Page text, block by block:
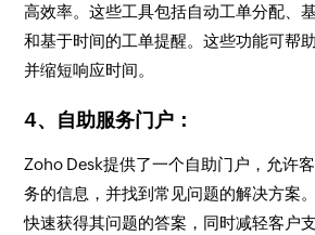
高效率。这些工具包括自动工单分配、
和基于时间的工单提醒。这些功能可帮
并缩短响应时间。
4、自助服务门户：
Zoho Desk提供了一个自助门户，允许
务的信息，并找到常见问题的解决方案
快速获得其问题的答案，同时减轻客户